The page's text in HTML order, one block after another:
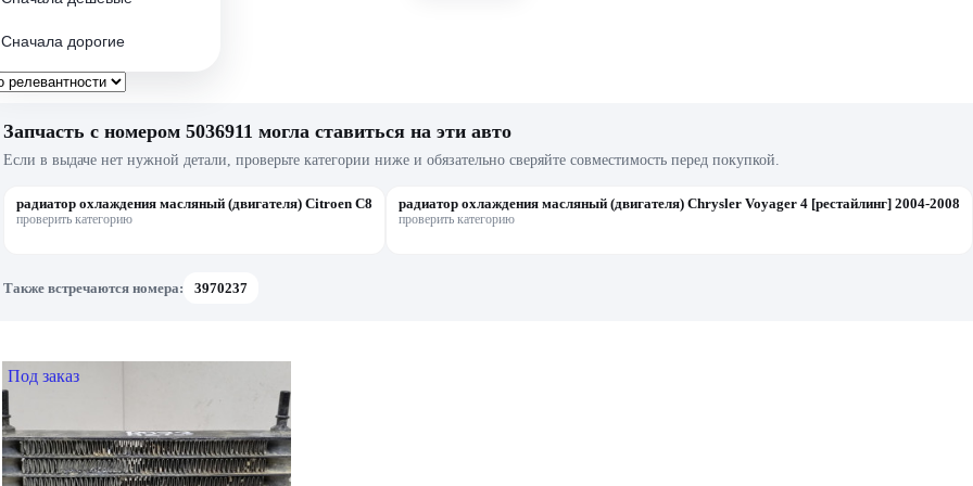
Сначала дорогие
Запчасть с номером 5036911 могла ставиться на эти авто
Если в выдаче нет нужной детали, проверьте категории ниже и обязательно сверяйте совместимость перед покупкой.
радиатор охлаждения масляный (двигателя) Citroen C8
проверить категорию
радиатор охлаждения масляный (двигателя) Chrysler Voyager 4 [рестайлинг] 2004-2008
проверить категорию
Также встречаются номера: 3970237
Под заказ